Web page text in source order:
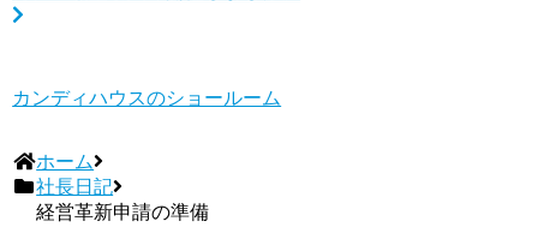
カンディハウスのショールーム
ホーム
社長日記
経営革新申請の準備